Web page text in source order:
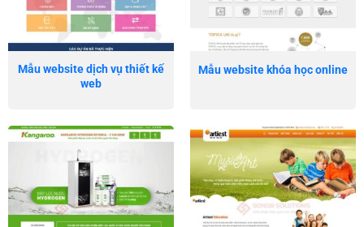
Mẫu website dịch vụ thiết kế
web
Mẫu website khóa học online